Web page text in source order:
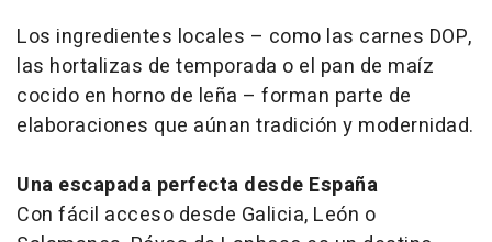
Los ingredientes locales – como las carnes DOP,
las hortalizas de temporada o el pan de maíz
cocido en horno de leña – forman parte de
elaboraciones que aúnan tradición y modernidad.
Una escapada perfecta desde España
Con fácil acceso desde Galicia, León o